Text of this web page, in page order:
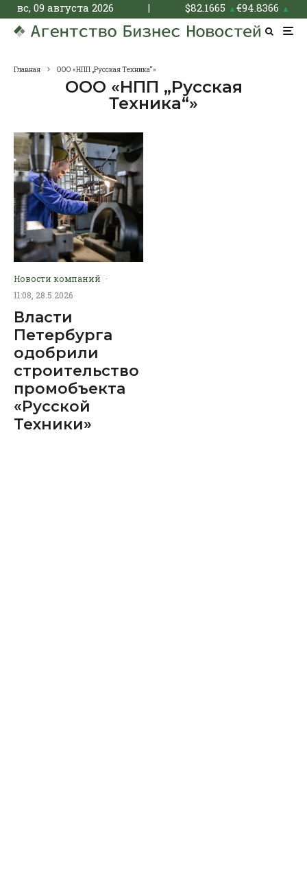
вс, 09 августа 2026 | $82.1665 ▲€94.8366 ▲
Главная ООО «НПП „Русская Техника“»
ООО «НПП „Русская
Техника“»
Новости компаний ·
11:08, 28.5.2026
Власти
Петербурга
одобрили
строительство
промобъекта
«Русской
Техники»